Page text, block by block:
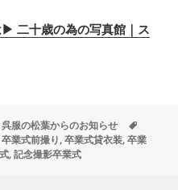
二十歳の為の写真館｜ス
カ
テ
ゴ
呉服の松葉からのお知らせ
グ
卒業式前撮り,卒業式貸衣装,卒業
,記念撮影卒業式